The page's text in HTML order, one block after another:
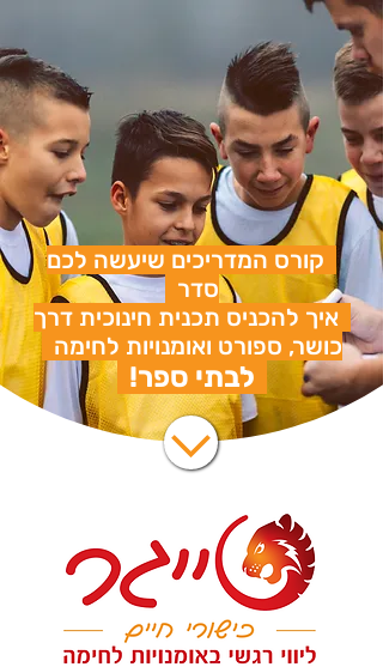
קורס המדריכים שיעשה לכם
סדר
איך להכניס תכנית חינוכית דרך
כושר, ספורט ואומנויות לחימה
לבתי ספר!